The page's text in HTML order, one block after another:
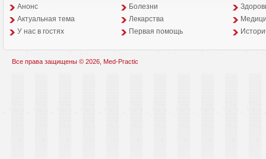
Анонс
Болезни
Aктуальная тема
Лекарства
У нас в гостях
Первая помощь
Все права защищены © 2026, Med-Practic